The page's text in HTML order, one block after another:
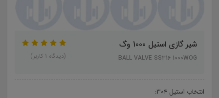
شیر گازی استیل 1000 وگ
BALL VALVE SS316 1000WOG (دیدگاه 1 کاربر)
انتخاب استیل 304: